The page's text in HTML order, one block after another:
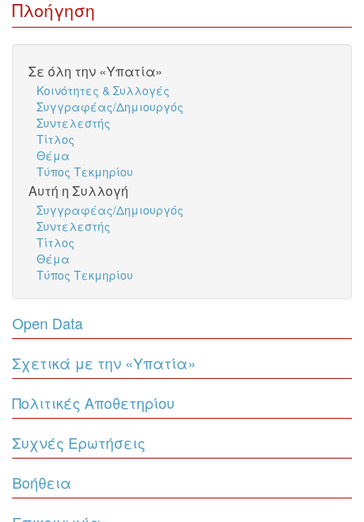
Πλοήγηση
Σε όλη την «Υπατία»
Κοινότητες & Συλλογές
Συγγραφέας/Δημιουργός
Συντελεστής
Τίτλος
Θέμα
Τύπος Τεκμηρίου
Αυτή η Συλλογή
Συγγραφέας/Δημιουργός
Συντελεστής
Τίτλος
Θέμα
Τύπος Τεκμηρίου
Open Data
Σχετικά με την «Υπατία»
Πολιτικές Αποθετηρίου
Συχνές Ερωτήσεις
Βοήθεια